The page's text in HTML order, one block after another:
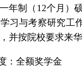
年制（12个月）
习与考察研究工
并按院校要求来
：全额奖学金